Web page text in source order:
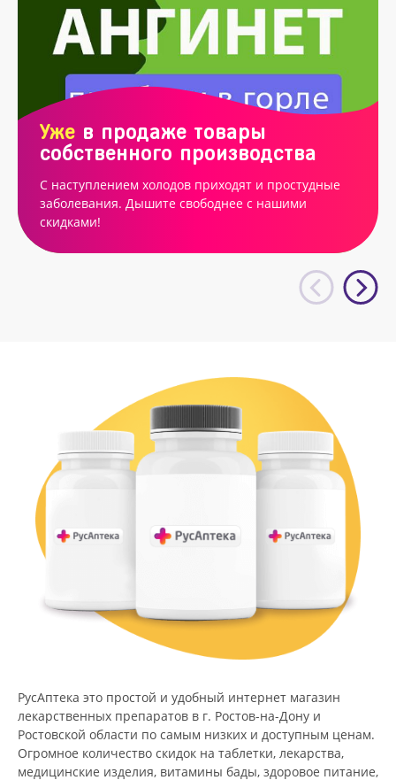
Уже в продаже товары
собственного производства
С наступлением холодов приходят и простудные
заболевания. Дышите свободнее с нашими
скидками!
РусАптека это простой и удобный интернет магазин
лекарственных препаратов в г. Ростов-на-Дону и
Ростовской области по самым низких и доступным ценам.
Огромное количество скидок на таблетки, лекарства,
медицинские изделия, витамины бады, здоровое питание,